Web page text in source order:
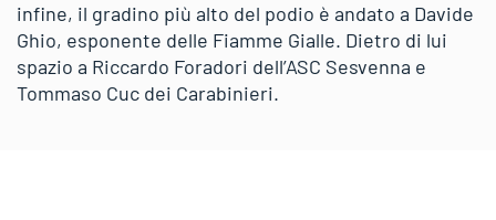
infine, il gradino più alto del podio è andato a Davide
Ghio, esponente delle Fiamme Gialle. Dietro di lui
spazio a Riccardo Foradori dell’ASC Sesvenna e
Tommaso Cuc dei Carabinieri.